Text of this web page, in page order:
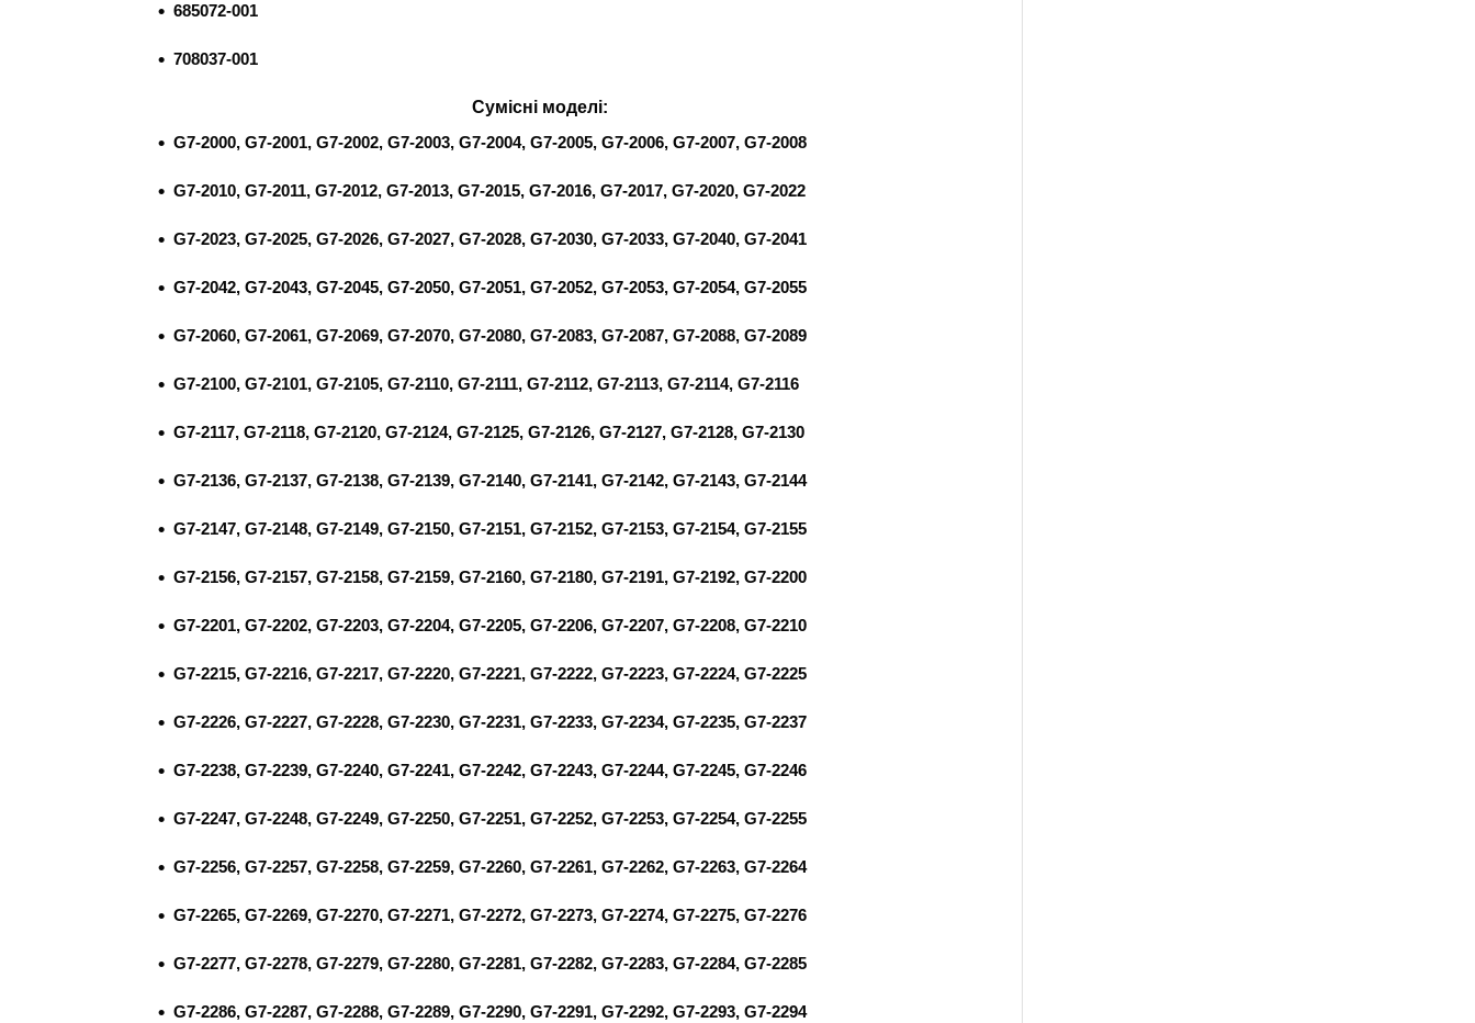
685072-001
708037-001
Сумісні моделі:
G7-2000, G7-2001, G7-2002, G7-2003, G7-2004, G7-2005, G7-2006, G7-2007, G7-2008
G7-2010, G7-2011, G7-2012, G7-2013, G7-2015, G7-2016, G7-2017, G7-2020, G7-2022
G7-2023, G7-2025, G7-2026, G7-2027, G7-2028, G7-2030, G7-2033, G7-2040, G7-2041
G7-2042, G7-2043, G7-2045, G7-2050, G7-2051, G7-2052, G7-2053, G7-2054, G7-2055
G7-2060, G7-2061, G7-2069, G7-2070, G7-2080, G7-2083, G7-2087, G7-2088, G7-2089
G7-2100, G7-2101, G7-2105, G7-2110, G7-2111, G7-2112, G7-2113, G7-2114, G7-2116
G7-2117, G7-2118, G7-2120, G7-2124, G7-2125, G7-2126, G7-2127, G7-2128, G7-2130
G7-2136, G7-2137, G7-2138, G7-2139, G7-2140, G7-2141, G7-2142, G7-2143, G7-2144
G7-2147, G7-2148, G7-2149, G7-2150, G7-2151, G7-2152, G7-2153, G7-2154, G7-2155
G7-2156, G7-2157, G7-2158, G7-2159, G7-2160, G7-2180, G7-2191, G7-2192, G7-2200
G7-2201, G7-2202, G7-2203, G7-2204, G7-2205, G7-2206, G7-2207, G7-2208, G7-2210
G7-2215, G7-2216, G7-2217, G7-2220, G7-2221, G7-2222, G7-2223, G7-2224, G7-2225
G7-2226, G7-2227, G7-2228, G7-2230, G7-2231, G7-2233, G7-2234, G7-2235, G7-2237
G7-2238, G7-2239, G7-2240, G7-2241, G7-2242, G7-2243, G7-2244, G7-2245, G7-2246
G7-2247, G7-2248, G7-2249, G7-2250, G7-2251, G7-2252, G7-2253, G7-2254, G7-2255
G7-2256, G7-2257, G7-2258, G7-2259, G7-2260, G7-2261, G7-2262, G7-2263, G7-2264
G7-2265, G7-2269, G7-2270, G7-2271, G7-2272, G7-2273, G7-2274, G7-2275, G7-2276
G7-2277, G7-2278, G7-2279, G7-2280, G7-2281, G7-2282, G7-2283, G7-2284, G7-2285
G7-2286, G7-2287, G7-2288, G7-2289, G7-2290, G7-2291, G7-2292, G7-2293, G7-2294